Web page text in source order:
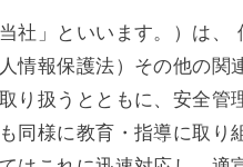
社」といいます。）は、
情報保護法）その他の関
り扱うとともに、安全管
同様に教育・指導に取り